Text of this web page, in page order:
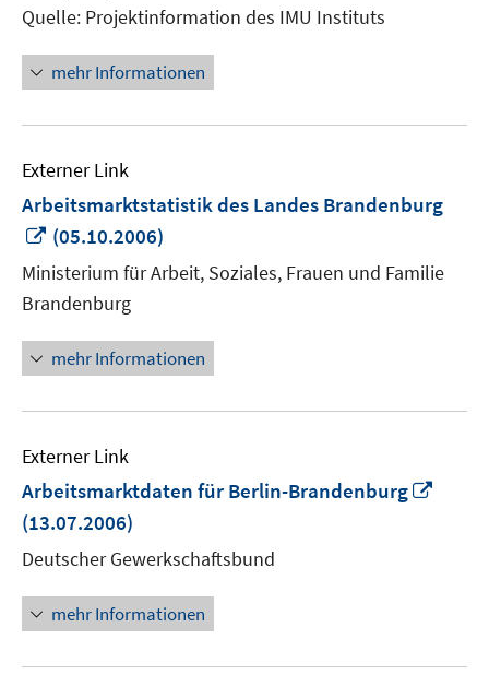
Quelle: Projektinformation des IMU Instituts
mehr Informationen
Externer Link
Arbeitsmarktstatistik des Landes Brandenburg
In
neuem
Fenster
öffnen
(05.10.2006)
Ministerium für Arbeit, Soziales, Frauen und Familie
Brandenburg
mehr Informationen
Externer Link
Arbeitsmarktdaten für Berlin-Brandenburg
(13.07.2006)
Deutscher Gewerkschaftsbund
mehr Informationen